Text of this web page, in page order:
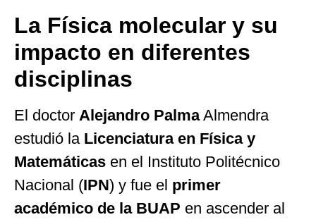
La Física molecular y su
impacto en diferentes
disciplinas
El doctor Alejandro PalmaAlmendra
estudió la Licenciatura en Física y
Matemáticas en el Instituto Politécnico
Nacional (IPN) y fue el primer
académico de la BUAP en ascender al